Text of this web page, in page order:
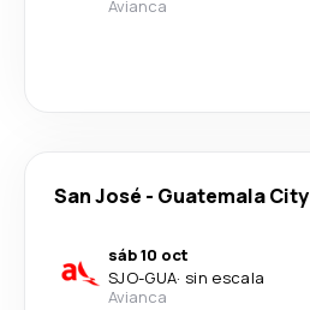
Avianca
San José - Guatemala City
sáb 10 oct
SJO-GUA· sin escala
Avianca